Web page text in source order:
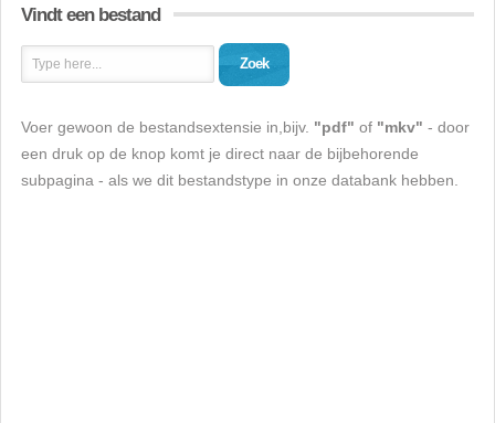
Vindt een bestand
Zoek
Voer gewoon de bestandsextensie in,bijv. "pdf" of "mkv" - door
een druk op de knop komt je direct naar de bijbehorende
subpagina - als we dit bestandstype in onze databank hebben.